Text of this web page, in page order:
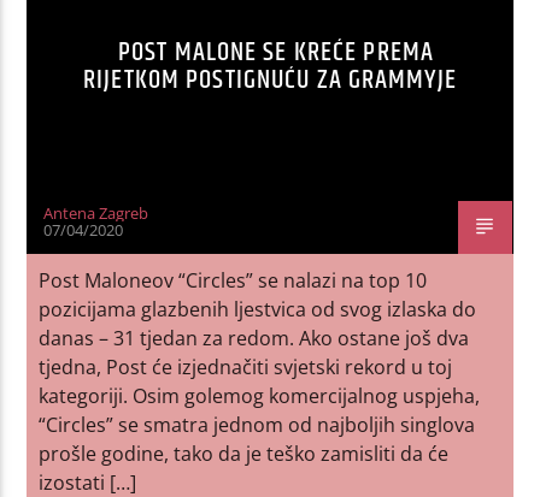
POST MALONE SE KREĆE PREMA
RIJETKOM POSTIGNUĆU ZA GRAMMYJE
Antena Zagreb
07/04/2020
Post Maloneov “Circles” se nalazi na top 10
pozicijama glazbenih ljestvica od svog izlaska do
danas – 31 tjedan za redom. Ako ostane još dva
tjedna, Post će izjednačiti svjetski rekord u toj
kategoriji. Osim golemog komercijalnog uspjeha,
“Circles” se smatra jednom od najboljih singlova
prošle godine, tako da je teško zamisliti da će
izostati […]